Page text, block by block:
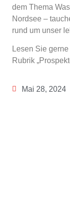
dem Thema
Nordsee –
rund um unser
Lesen Sie
Rubrik
Mai 28, 2024